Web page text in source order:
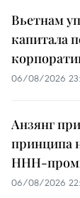
Вьетнам
капитала
06/08/2026
Анзянг
принципа
ННН-
06/08/2026